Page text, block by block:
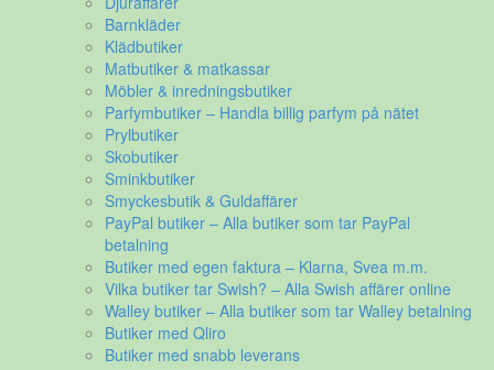
Barnkläder
Klädbutiker
Matbutiker & matkassar
Möbler & inredningsbutiker
Parfymbutiker – Handla billig parfym på nätet
Prylbutiker
Skobutiker
Sminkbutiker
Smyckesbutik & Guldaffärer
PayPal butiker – Alla butiker som tar PayPal
betalning
Butiker med egen faktura – Klarna, Svea m.m.
Vilka butiker tar Swish? – Alla Swish affärer online
Walley butiker – Alla butiker som tar Walley betalning
Butiker med Qliro
Butiker med snabb leverans